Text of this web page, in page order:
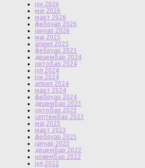
јун 2026
мај 2026
март 2026
фебруар 2026
јануар 2026
мај 2025
април 2025
фебруар 2025
децембар 2024
октобар 2024
јул 2024
јун 2024
април 2024
март 2024
фебруар 2024
децембар 2023
октобар 2023
септембар 2023
мај 2023
март 2023
фебруар 2023
јануар 2023
децембар 2022
новембар 2022
јул 2022